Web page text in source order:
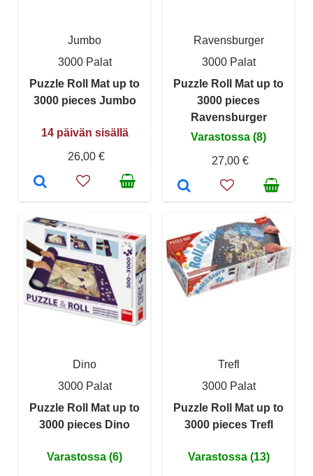
Jumbo
3000 Palat
Puzzle Roll Mat up to
3000 pieces Jumbo
14 päivän sisällä
26,00 €
Ravensburger
3000 Palat
Puzzle Roll Mat up to
3000 pieces
Ravensburger
Varastossa (8)
27,00 €
Dino
3000 Palat
Puzzle Roll Mat up to
3000 pieces Dino
Varastossa (6)
Trefl
3000 Palat
Puzzle Roll Mat up to
3000 pieces Trefl
Varastossa (13)